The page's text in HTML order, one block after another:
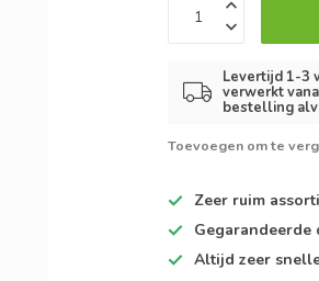
Levertijd 1-3
verwerkt
bestelling
Toevoegen om te
Zeer ruim
Gegarandeerde
Altijdzeer